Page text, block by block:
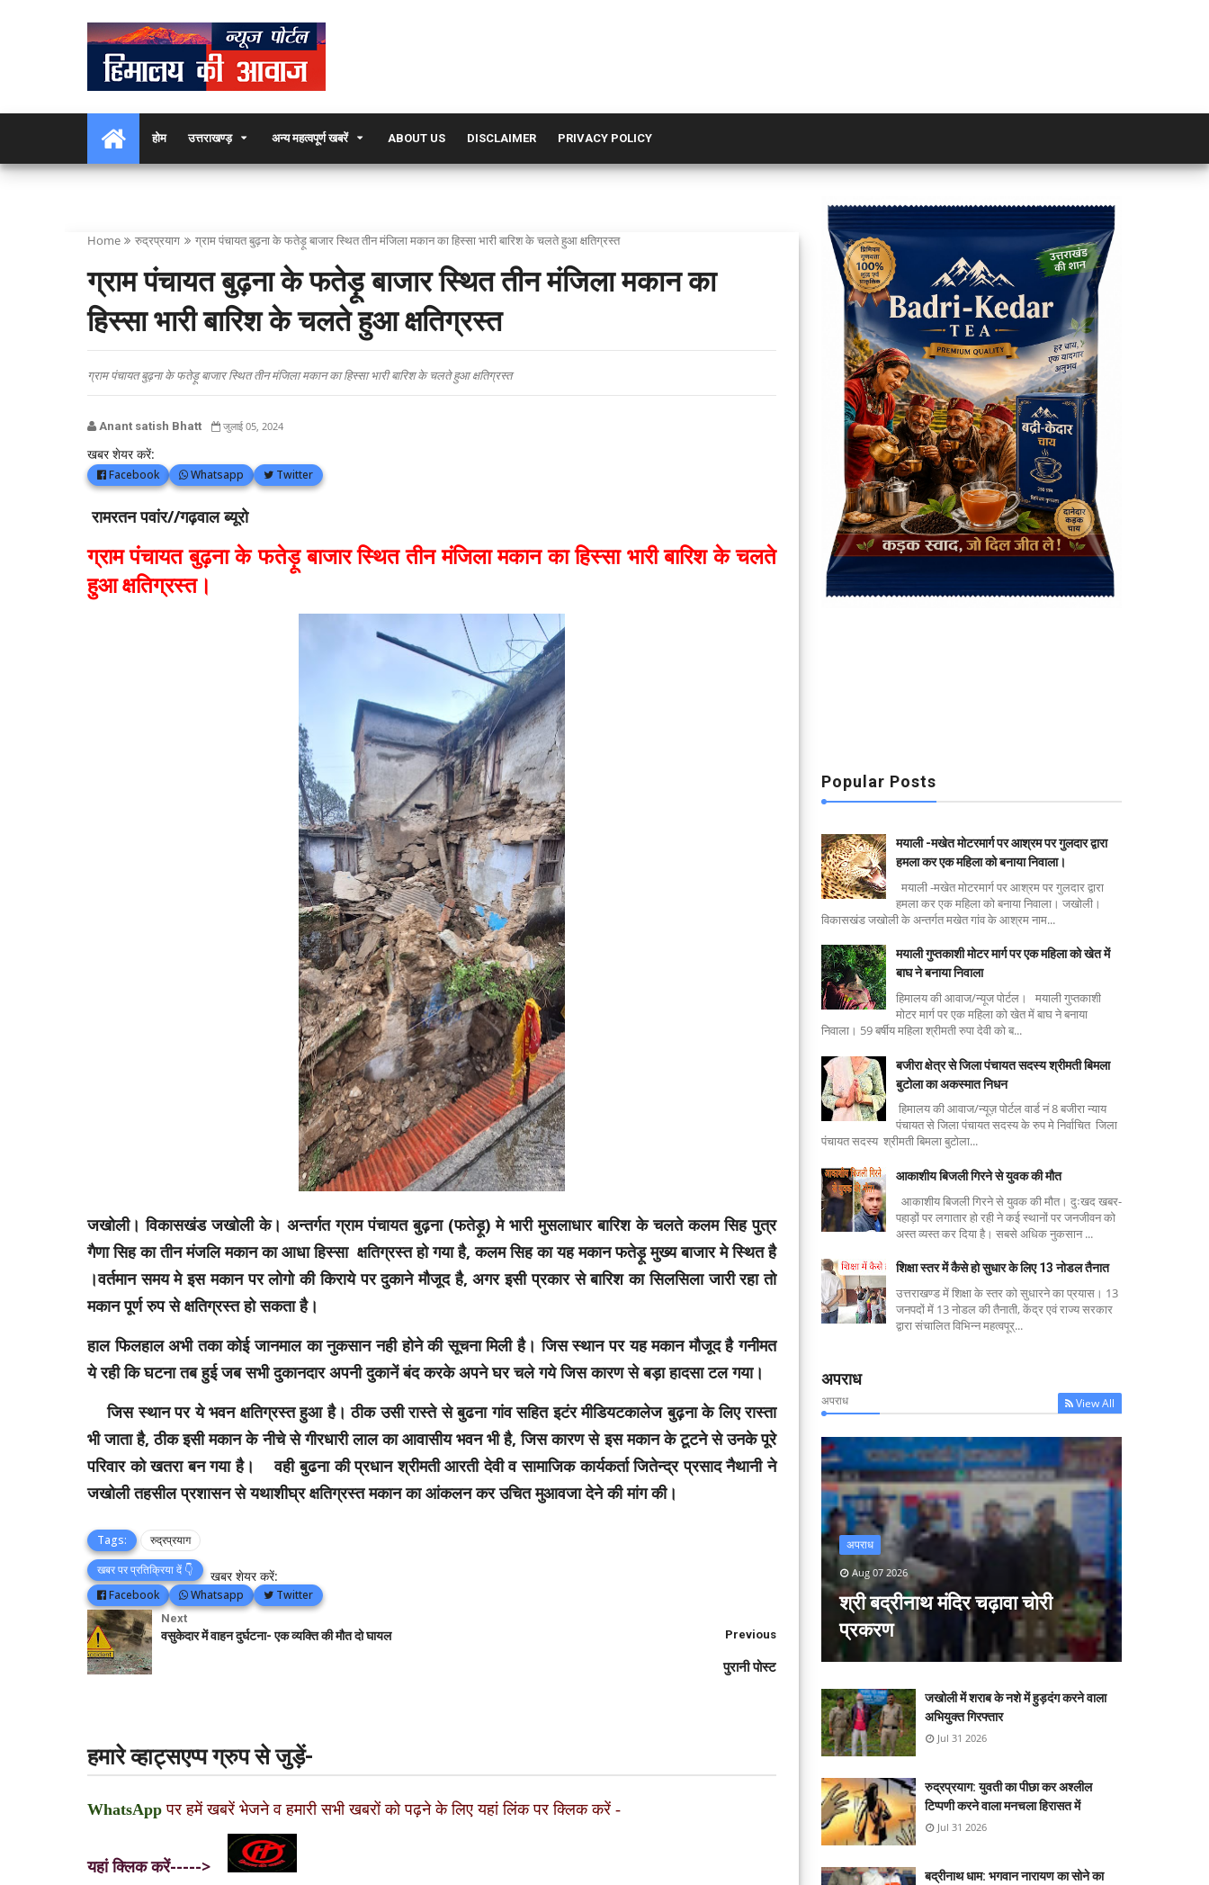
होम उत्तराखण्ड़ अन्य महत्वपूर्ण खबरें ABOUT US DISCLAIMER PRIVACY POLICY
Home रुद्रप्रयाग ग्राम पंचायत बुढ़ना के फतेड़ू बाजार स्थित तीन मंजिला मकान का हिस्सा भारी बारिश के चलते हुआ क्षतिग्रस्त
ग्राम पंचायत बुढ़ना के फतेड़ू बाजार स्थित तीन मंजिला मकान का
हिस्सा भारी बारिश के चलते हुआ क्षतिग्रस्त
ग्राम पंचायत बुढ़ना के फतेड़ू बाजार स्थित तीन मंजिला मकान का हिस्सा भारी बारिश के चलते हुआ क्षतिग्रस्त
Anant satish Bhatt जुलाई 05, 2024
खबर शेयर करें:
Facebook Whatsapp Twitter
रामरतन पवांर//गढ़वाल ब्यूरो
ग्राम पंचायत बुढ़ना के फतेड़ू बाजार स्थित तीन मंजिला मकान का हिस्सा भारी बारिश के चलते
हुआ क्षतिग्रस्त।
जखोली। विकासखंड जखोली के। अन्तर्गत ग्राम पंचायत बुढ़ना (फतेड़ू) मे भारी मुसलाधार बारिश के चलते कलम सिह पुत्र
गैणा सिह का तीन मंजलि मकान का आधा हिस्सा क्षतिग्रस्त हो गया है, कलम सिह का यह मकान फतेड़ू मुख्य बाजार मे स्थित है
।वर्तमान समय मे इस मकान पर लोगो की किराये पर दुकाने मौजूद है, अगर इसी प्रकार से बारिश का सिलसिला जारी रहा तो
मकान पूर्ण रुप से क्षतिग्रस्त हो सकता है।
हाल फिलहाल अभी तका कोई जानमाल का नुकसान नही होने की सूचना मिली है। जिस स्थान पर यह मकान मौजूद है गनीमत
ये रही कि घटना तब हुई जब सभी दुकानदार अपनी दुकानें बंद करके अपने घर चले गये जिस कारण से बड़ा हादसा टल गया।
जिस स्थान पर ये भवन क्षतिग्रस्त हुआ है। ठीक उसी रास्ते से बुढना गांव सहित इटंर मीडियटकालेज बुढ़ना के लिए रास्ता
भी जाता है, ठीक इसी मकान के नीचे से गीरधारी लाल का आवासीय भवन भी है, जिस कारण से इस मकान के टूटने से उनके पूरे
परिवार को खतरा बन गया है। वही बुढना की प्रधान श्रीमती आरती देवी व सामाजिक कार्यकर्ता जितेन्द्र प्रसाद नैथानी ने
जखोली तहसील प्रशासन से यथाशीघ्र क्षतिग्रस्त मकान का आंकलन कर उचित मुआवजा देने की मांग की।
Tags:
रुद्रप्रयाग
खबर पर प्रतिक्रिया दें 👇
खबर शेयर करें:
Facebook Whatsapp Twitter
Next
वसुकेदार में वाहन दुर्घटना- एक व्यक्ति की मौत दो घायल Previous
पुरानी पोस्ट
हमारे व्हाट्सएप्प ग्रुप से जुड़ें-
WhatsApp पर हमें खबरें भेजने व हमारी सभी खबरों को पढ़ने के लिए यहां लिंक पर क्लिक करें -
यहां क्लिक करें----->
Popular Posts
मयाली -मखेत मोटरमार्ग पर आश्रम पर गुलदार द्वारा
हमला कर एक महिला को बनाया निवाला।
मयाली -मखेत मोटरमार्ग पर आश्रम पर गुलदार द्वारा
हमला कर एक महिला को बनाया निवाला। जखोली।
विकासखंड जखोली के अन्तर्गत मखेत गांव के आश्रम नाम...
मयाली गुप्तकाशी मोटर मार्ग पर एक महिला को खेत में
बाघ ने बनाया निवाला
हिमालय की आवाज/न्यूज पोर्टल। मयाली गुप्तकाशी
मोटर मार्ग पर एक महिला को खेत में बाघ ने बनाया
निवाला। 59 बर्षीय महिला श्रीमती रुपा देवी को ब...
बजीरा क्षेत्र से जिला पंचायत सदस्य श्रीमती बिमला
बुटोला का अकस्मात निधन
हिमालय की आवाज/न्यूज़ पोर्टल वार्ड नं 8 बजीरा न्याय
पंचायत से जिला पंचायत सदस्य के रुप मे निर्वाचित जिला
पंचायत सदस्य श्रीमती बिमला बुटोला...
आकाशीय बिजली गिरने से युवक की मौत
आकाशीय बिजली गिरने से युवक की मौत। दुःखद खबर-
पहाड़ों पर लगातार हो रही ने कई स्थानों पर जनजीवन को
अस्त व्यस्त कर दिया है। सबसे अधिक नुकसान ...
शिक्षा स्तर में कैसे हो सुधार के लिए 13 नोडल तैनात
उत्तराखण्ड में शिक्षा के स्तर को सुधारने का प्रयास। 13
जनपदों में 13 नोडल की तैनाती, केंद्र एवं राज्य सरकार
द्वारा संचालित विभिन्न महत्वपूर्...
अपराध
अपराध View All
अपराध
Aug 07 2026
श्री बद्रीनाथ मंदिर चढ़ावा चोरी
प्रकरण
जखोली में शराब के नशे में हुड़दंग करने वाला
अभियुक्त गिरफ्तार
Jul 31 2026
रुद्रप्रयाग: युवती का पीछा कर अश्लील
टिप्पणी करने वाला मनचला हिरासत में
Jul 31 2026
बद्रीनाथ धाम: भगवान नारायण का सोने का